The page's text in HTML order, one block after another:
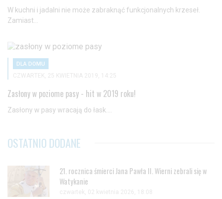
Jeżeli nie chcesz wyrazić zgody na przetwarzanie plików cookies,
przejdź doustawień zaawansowanych
W kuchni i jadalni nie może zabraknąć funkcjonalnych krzeseł.
Zamiast...
DLA DOMU
CZWARTEK, 25 KWIETNIA 2019, 14:25
Zasłony w poziome pasy - hit w 2019 roku!
Zasłony w pasy wracają do łask....
OSTATNIO DODANE
21. rocznica śmierci Jana Pawła II. Wierni zebrali się w
Watykanie
czwartek, 02 kwietnia 2026, 18:08